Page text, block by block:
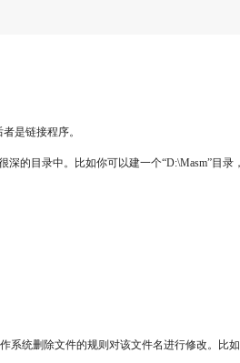
是链接程序。
的目录中。比如你可以建一个“D:\Masm”目
统删除文件的规则对该文件名进行修改。比如